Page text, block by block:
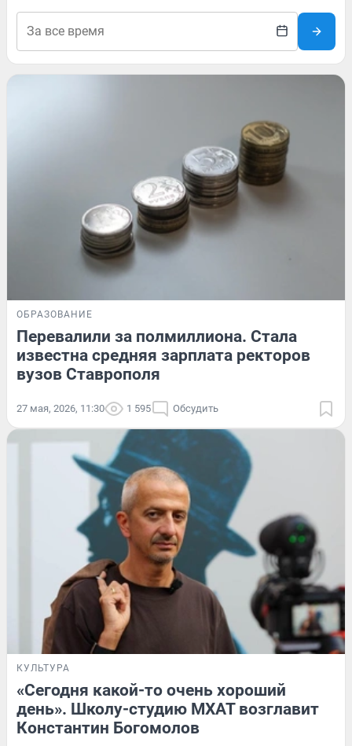
ОБРАЗОВАНИЕ
Перевалили за полмиллиона. Стала
известна средняя зарплата ректоров
вузов Ставрополя
27 мая, 2026, 11:30 1 595 Обсудить
КУЛЬТУРА
«Сегодня какой-то очень хороший
день». Школу-студию МХАТ возглавит
Константин Богомолов